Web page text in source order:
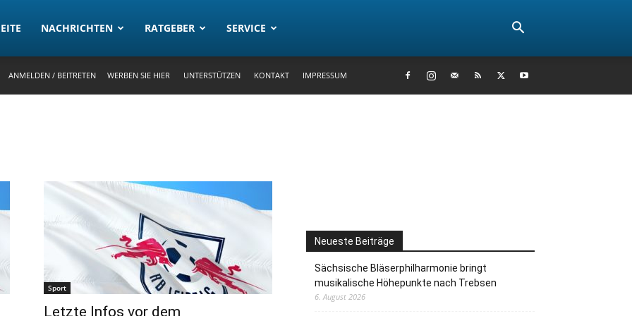
NACHRICHTEN RATGEBER SERVICE
ANMELDEN / BEITRETEN WERBEN SIE HIER UNTERSTÜTZEN KONTAKT IMPRESSUM
Sport
Letzte Infos vor dem
Neueste Beiträge
Sächsische Bläserphilharmonie bringt
musikalische Höhepunkte nach Trebsen
6. August 2026